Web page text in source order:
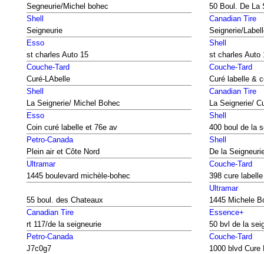
Segneurie/Michel bohec
50 Boul. De La
Shell
Seigneurie
Canadian Tire
Seignerie/
Esso
st charles Auto 15
Shell
st charles Auto
Couche-Tard
Curé-LAbelle
Couche-Tard
Curé labelle &
Shell
La Seignerie/ Michel Bohec
Canadian Tire
La Seignerie/
Esso
Coin curé labelle et 76e av
Shell
400 boul de la
Petro-Canada
Plein air et Côte Nord
Shell
De la
Ultramar
1445 boulevard michèle-bohec
Couche-Tard
398 cure labelle
55 boul. des Chateaux
Ultramar
1445 Michele
Canadian Tire
rt 117/de la seigneurie
Essence+
50 bvl de la
Petro-Canada
J7c0g7
Couche-Tard
1000 blvd Cure